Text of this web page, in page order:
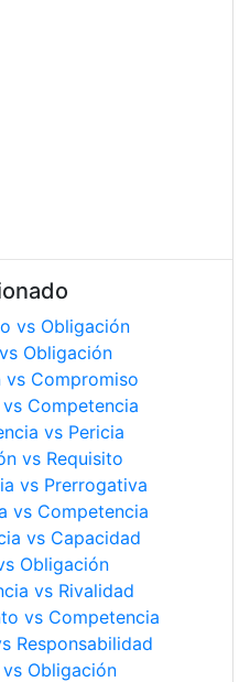
vs Obligación
Obligación
vs Compromiso
Competencia
vs Pericia
vs Requisito
vs Prerrogativa
vs Competencia
vs Capacidad
Obligación
vs Rivalidad
vs Competencia
Responsabilidad
vs Obligación